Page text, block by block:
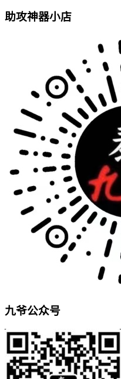
助攻神器小店
九爷公众号